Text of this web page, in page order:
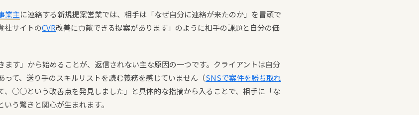
業主に連絡する新規提案営業では、相手は「なぜ自分に連絡が来たのか」を冒頭で
社サイトのCVR改善に貢献できる提案があります」のように相手の課題と自分の価
ます」から始めることが、返信されない主な原因の一つです。クライアントは自分
って、送り手のスキルリストを読む義務を感じていません（SNSで案件を勝ち取れ
○○という改善点を発見しました」と具体的な指摘から入ることで、相手に「な
う驚きと関心が生まれます。